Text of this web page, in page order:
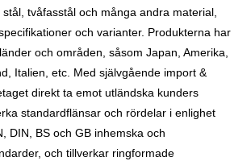
tvåfasstål och många andra material,
och varianter. Produkterna har
och områden, såsom Japan, Amerika,
Italien, etc. Med självgående import &
direkt ta emot utländska kunders
standardflänsar och rördelar i enlighet
DIN, BS och GB inhemska och
och tillverkar ringformade